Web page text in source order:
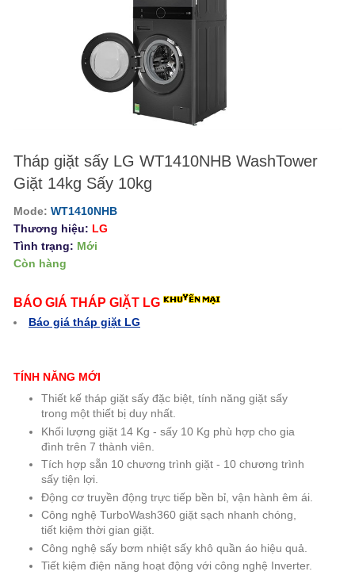
Tháp giặt sấy LG WT1410NHB WashTower
Giặt 14kg Sấy 10kg
Mode: WT1410NHB
Thương hiệu: LG
Tình trạng: Mới
Còn hàng
BÁO GIÁ THÁP GIẶT LG
Báo giá tháp giặt LG
TÍNH NĂNG MỚI
Thiết kế tháp giặt sấy đặc biệt, tính năng giặt sấy
trong một thiết bị duy nhất.
Khối lượng giặt 14 Kg - sấy 10 Kg phù hợp cho gia
đình trên 7 thành viên.
Tích hợp sẵn 10 chương trình giặt - 10 chương trình
sấy tiện lợi.
Động cơ truyền động trực tiếp bền bỉ, vận hành êm ái.
Công nghệ TurboWash360 giặt sạch nhanh chóng,
tiết kiệm thời gian giặt.
Công nghệ sấy bơm nhiệt sấy khô quần áo hiệu quả.
Tiết kiệm điện năng hoạt động với công nghệ Inverter.